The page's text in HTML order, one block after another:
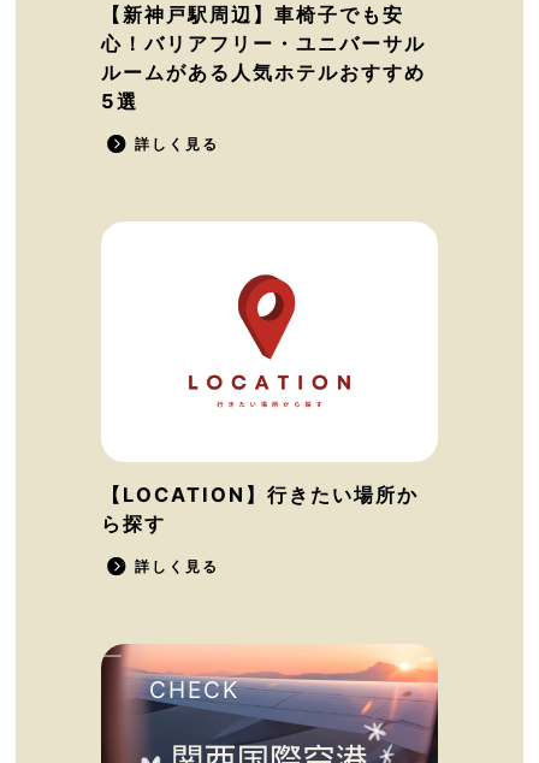
【新神戸駅周辺】車椅子でも安
心！バリアフリー・ユニバーサル
ルームがある人気ホテルおすすめ
5選
詳しく見る
【LOCATION】行きたい場所か
ら探す
詳しく見る